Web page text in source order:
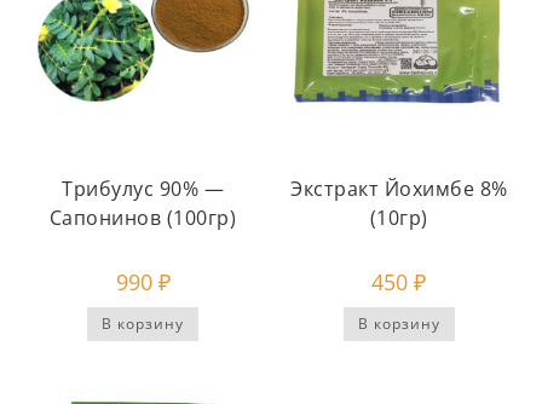
Трибулус 90% —
Сапонинов (100гр)
990 ₽
В корзину
Экстракт Йохимбе 8%
(10гр)
450₽
В корзину